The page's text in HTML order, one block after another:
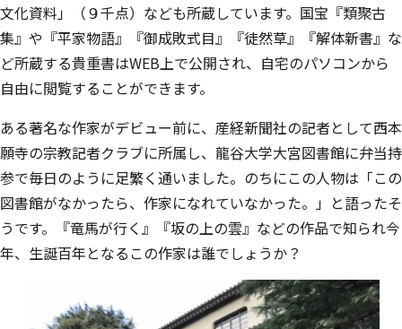
文化資料」（９千点）なども所蔵しています。国宝『類聚古
集』や『平家物語』『御成敗式目』『徒然草』『解体新書』な
ど所蔵する貴重書はWEB上で公開され、自宅のパソコンから
自由に閲覧することができます。
ある著名な作家がデビュー前に、産経新聞社の記者として西本
願寺の宗教記者クラブに所属し、龍谷大学大宮図書館に弁当持
参で毎日のように足繁く通いました。のちにこの人物は「この
図書館がなかったら、作家になれていなかった。」と語ったそ
うです。『竜馬が行く』『坂の上の雲』などの作品で知られ今
年、生誕百年となるこの作家は誰でしょうか？